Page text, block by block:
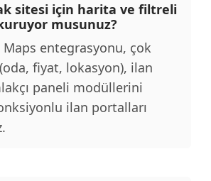
sitesi için harita ve filtreli
musunuz?
Maps entegrasyonu, çok
fiyat, lokasyon), ilan
paneli modüllerini
ilan portalları